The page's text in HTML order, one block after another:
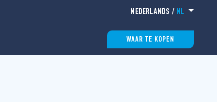
NEDERLANDS / NL
WAAR TE KOPEN